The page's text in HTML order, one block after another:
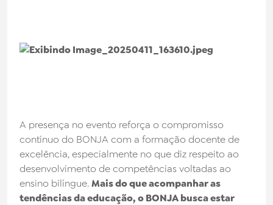
A presença no evento reforça o compromisso
contínuo do BONJA com a formação docente de
excelência, especialmente no que diz respeito ao
desenvolvimento de competências voltadas ao
ensino bilíngue.Mais do que acompanhar as
tendências da educação, o BONJA busca estar